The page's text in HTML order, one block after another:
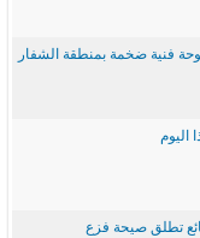
فنية ضخمة بمنطقة الشفار
اليوم
تطلق صيحة فزع